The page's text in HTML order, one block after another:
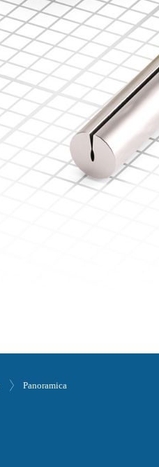
Panoramica